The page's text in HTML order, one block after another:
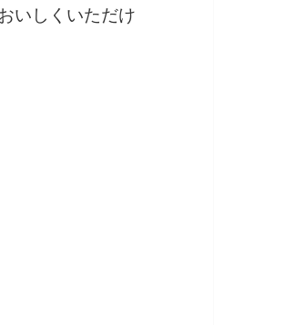
いしくいただけ